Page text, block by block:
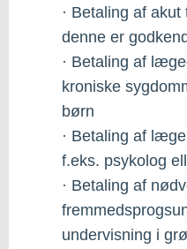
· Betaling af
denne er
· Betaling af
kroniske
børn
· Betaling af
f.eks. psykolog
· Betaling af
undervisning i